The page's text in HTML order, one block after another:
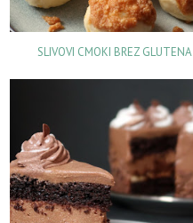
SLIVOVI CMOKI BREZ GLUTENA